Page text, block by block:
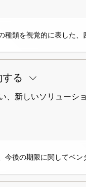
種類を視覚的に表した
る
、新しいソリューシ
後の期限に関してベ